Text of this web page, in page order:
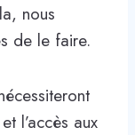
nous
de le faire.
l’accès aux